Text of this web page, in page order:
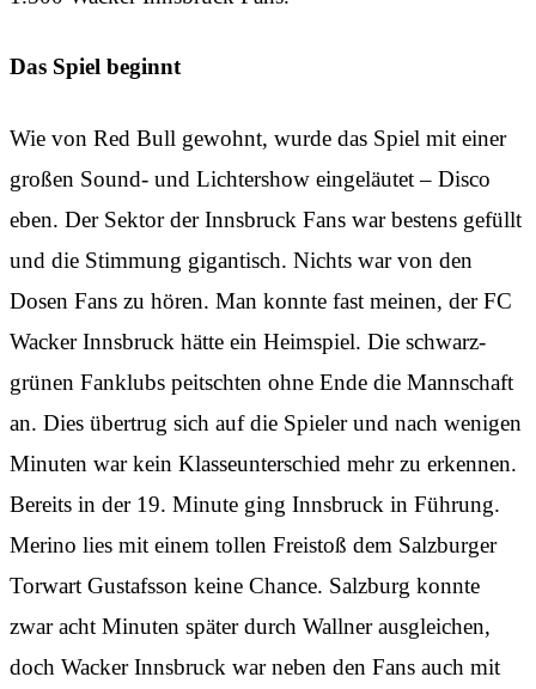
Das Spiel beginnt
Wie von Red Bull gewohnt, wurde das Spiel mit einer
großen Sound- und Lichtershow eingeläutet – Disco
eben. Der Sektor der Innsbruck Fans war bestens gefüllt
und die Stimmung gigantisch. Nichts war von den
Dosen Fans zu hören. Man konnte fast meinen, der FC
Wacker Innsbruck hätte ein Heimspiel. Die schwarz-
grünen Fanklubs peitschten ohne Ende die Mannschaft
an. Dies übertrug sich auf die Spieler und nach wenigen
Minuten war kein Klasseunterschied mehr zu erkennen.
Bereits in der 19. Minute ging Innsbruck in Führung.
Merino lies mit einem tollen Freistoß dem Salzburger
Torwart Gustafsson keine Chance. Salzburg konnte
zwar acht Minuten später durch Wallner ausgleichen,
doch Wacker Innsbruck war neben den Fans auch mit